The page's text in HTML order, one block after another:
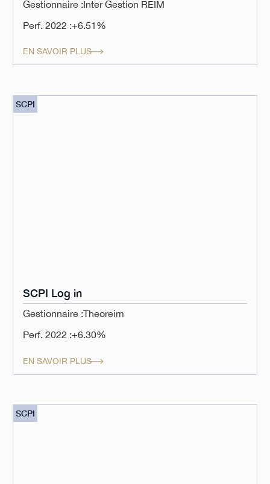
Gestionnaire :Inter Gestion REIM
Perf. 2022 :+6.51%
EN SAVOIR PLUS
SCPI
SCPI Log in
Gestionnaire :Theoreim
Perf. 2022 :+6.30%
EN SAVOIR PLUS
SCPI